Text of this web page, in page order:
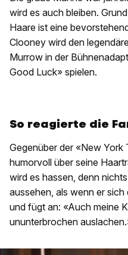
wird es auch bleiben.
Haare ist eine
Clooney wird den
Murrow in der
Good Luck» spielen.
So reagierte die
Gegenüber der «New
humorvoll über seine
wird es hassen, denn
aussehen, als wenn er
und fügt an: «Auch meine
ununterbrochen